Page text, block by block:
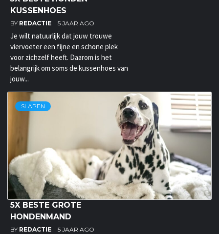
KUSSENHOES
BY REDACTIE 5 JAAR AGO
Je wilt natuurlijk dat jouw trouwe
viervoeter een fijne en schone plek
voor zichzelf heeft. Daarom is het
belangrijk om soms de kussenhoes van
jouw...
SLAPEN
5X BESTE GROTE
HONDENMAND
BY REDACTIE 5 JAAR AGO